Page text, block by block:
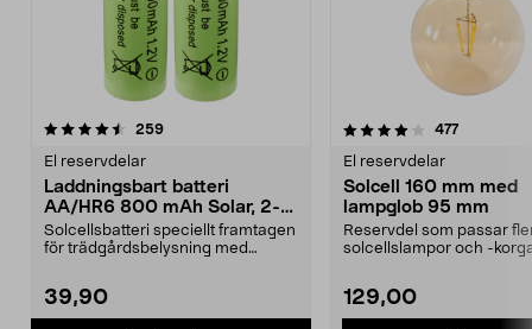
259recensioner
El reservdelar
Laddningsbart batteri
AA/HR6 800 mAh Solar, 2-
pack
Solcellsbatteri speciellt framtagen
för trädgårdsbelysning med
39,90
4.0 av 5 stjärnor 477
El reservdelar
Solcell 160 mm med
lampglob 95 mm
Reservdel som passar
solcellslampor och -
129,00
4.5 av 5 stjärnor